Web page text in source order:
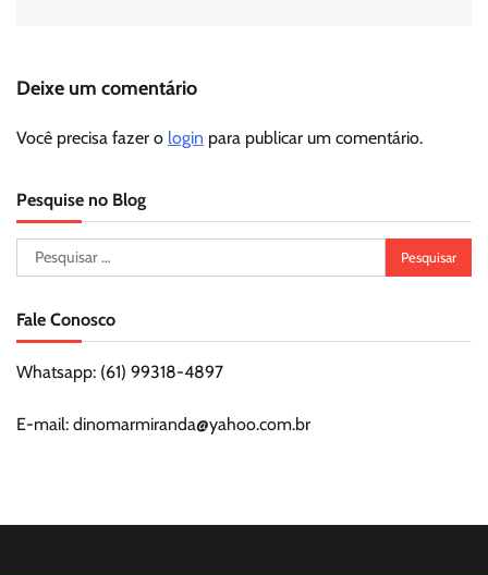
Deixe um comentário
Você precisa fazer o login para publicar um comentário.
Pesquise no Blog
Pesquisar
por:
Fale Conosco
Whatsapp: (61) 99318-4897
E-mail: dinomarmiranda@yahoo.com.br